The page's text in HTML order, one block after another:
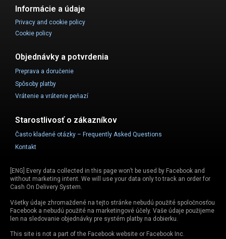
Informácie a údaje
Privacy and cookie policy
Cookie policy
Objednávky a potvrdenia
Preprava a doručenie
Spôsoby platby
Vrátenie a vrátenie peňazí
Starostlivosť o zákazníkov
Často kladené otázky – Frequently Asked Questions
Kontakt
[ENG] Every data collected in this page won’t be used by Facebook and
without marketing intent. We will use your data only to track an order for
Cash On Delivery System.
Všetky údaje zhromaždené na tejto stránke nebudú použité spoločnosťou
Facebook a nebudú použité na marketingové účely. Vaše údaje použijeme
len na sledovanie objednávky pre systém platby na dobierku.
This site is not a part of the Facebook website or Facebook Inc.